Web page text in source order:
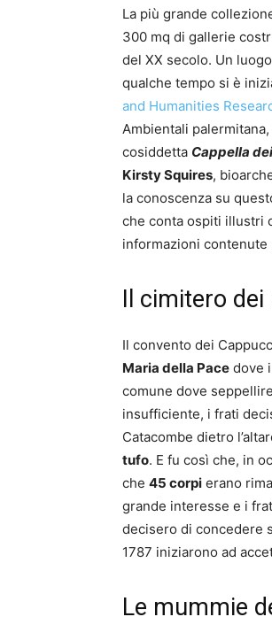
La più grande
300 mq di gallerie
del XX secolo. Un
qualche tempo si è
and Humanities
Ambientali
cosiddetta Cappella
Kirsty Squires,
la conoscenza su
che conta ospiti illustri
informazioni
Il cimitero dei
Il convento dei
Maria della Pace dove
comune dove
insufficiente, i frati
Catacombe dietro
tufo. E fu così che, in
che 45 corpi erano
grande interesse e i
decisero di concedere
1787 iniziarono ad
Le mummie